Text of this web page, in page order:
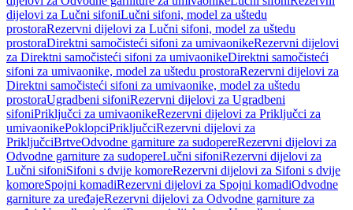
dijelovi za Lučni sifoniLučni sifoni, model za uštedu
prostoraRezervni dijelovi za Lučni sifoni, model za uštedu
prostoraDirektni samočisteći sifoni za umivaonikeRezervni dijelovi
za Direktni samočisteći sifoni za umivaonikeDirektni samočisteći
sifoni za umivaonike, model za uštedu prostoraRezervni dijelovi za
Direktni samočisteći sifoni za umivaonike, model za uštedu
prostoraUgradbeni sifoniRezervni dijelovi za Ugradbeni
sifoniPriključci za umivaonikeRezervni dijelovi za Priključci za
umivaonikePoklopciPriključciRezervni dijelovi za
PriključciBrtveOdvodne garniture za sudopereRezervni dijelovi za
Odvodne garniture za sudopereLučni sifoniRezervni dijelovi za
Lučni sifoniSifoni s dvije komoreRezervni dijelovi za Sifoni s dvije
komoreSpojni komadiRezervni dijelovi za Spojni komadiOdvodne
garniture za uređajeRezervni dijelovi za Odvodne garniture za